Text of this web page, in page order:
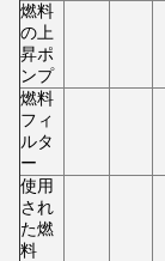
燃料
の上
昇ポ
ンプ
燃料
フィ
ルタ
ー
使用
され
た燃
料